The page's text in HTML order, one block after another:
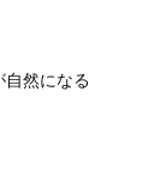
自然になる